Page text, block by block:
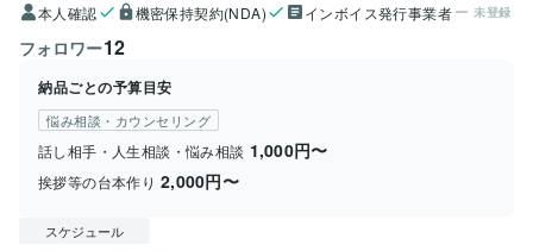
本人確認 機密保持契約(NDA) インボイス発行事業者 未登録
フォロワー12
納品ごとの予算目安
悩み相談・カウンセリング
話し相手・人生相談・悩み相談 1,000円〜
挨拶等の台本作り 2,000円〜
スケジュール